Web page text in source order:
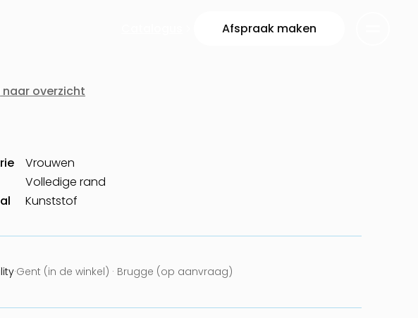
Afspraak maken
naar overzicht
Vrouwen
Volledige rand
Kunststof
·Gent (in de winkel) · Brugge (op aanvraag)